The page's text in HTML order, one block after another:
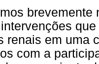
renais em uma
com a